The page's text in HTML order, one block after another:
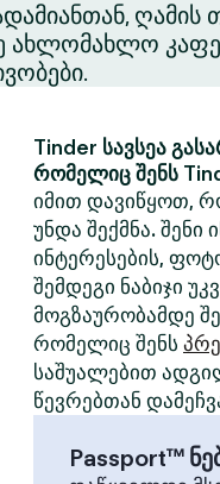
Tinder სავსეა
რომელიც შენს
იმით დავიწყოთ,
უნდა შექმნა.
ინტერესების,
შემდეგი ნაბიჯი
მოგზაურობამდე
რომელიც შენს
საშუალებით
წევრებთან
Passport™